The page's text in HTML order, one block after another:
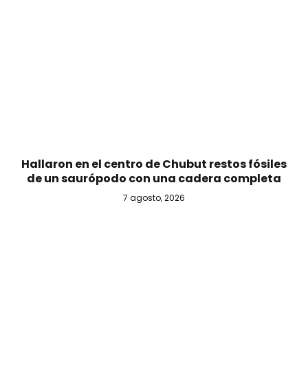
Hallaron en el centro de Chubut restos fósiles
de un saurópodo con una cadera completa
7 agosto, 2026